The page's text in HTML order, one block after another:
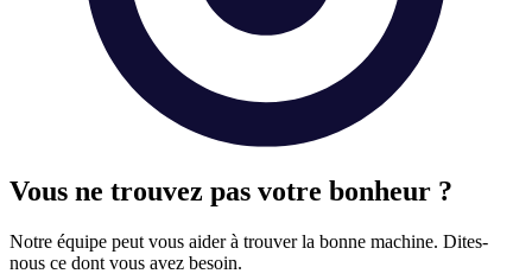
Vous ne trouvez pas votre bonheur ?
Notre équipe peut vous aider à trouver la bonne machine. Dites-
nous ce dont vous avez besoin.